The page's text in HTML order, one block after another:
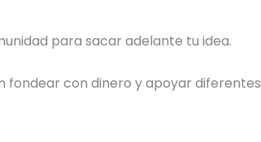
para sacar adelante tu idea.
fondear con dinero y apoyar diferentes